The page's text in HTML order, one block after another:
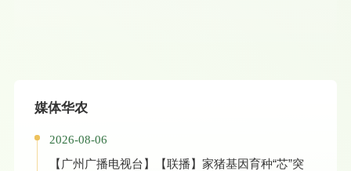
媒体华农
2026-08-06
【广州广播电视台】【联播】家猪基因育种“芯”突